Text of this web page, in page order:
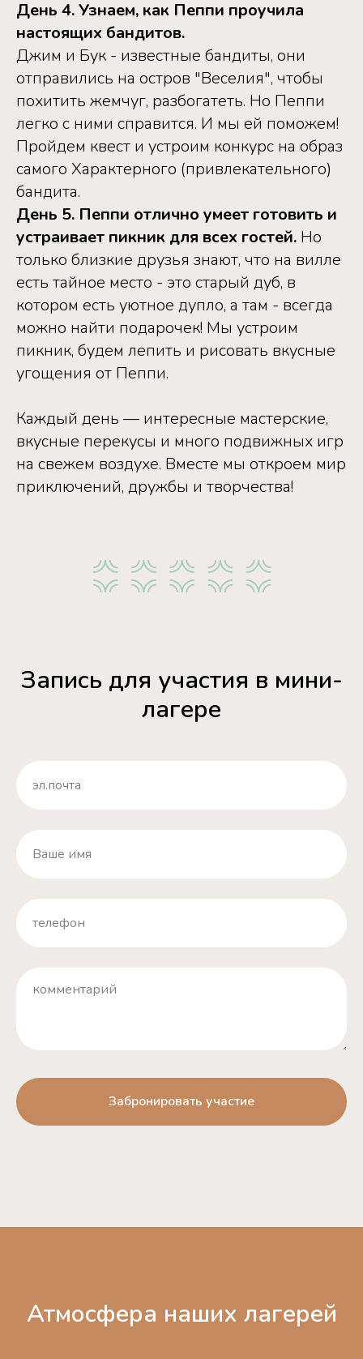
День 4. Узнаем, как Пеппи проучила
настоящих бандитов.
Джим и Бук - известные бандиты, они
отправились на остров "Веселия", чтобы
похитить жемчуг, разбогатеть. Но Пеппи
легко с ними справится. И мы ей поможем!
Пройдем квест и устроим конкурс на образ
самого Характерного (привлекательного)
бандита.
День 5. Пеппи отлично умеет готовить и
устраивает пикник для всех гостей. Но
только близкие друзья знают, что на вилле
есть тайное место - это старый дуб, в
котором есть уютное дупло, а там - всегда
можно найти подарочек! Мы устроим
пикник, будем лепить и рисовать вкусные
угощения от Пеппи.
Каждый день — интересные мастерские,
вкусные перекусы и много подвижных игр
на свежем воздухе. Вместе мы откроем мир
приключений, дружбы и творчества!
Запись для участия в мини-
лагере
Забронировать участие
Атмосфера наших лагерей